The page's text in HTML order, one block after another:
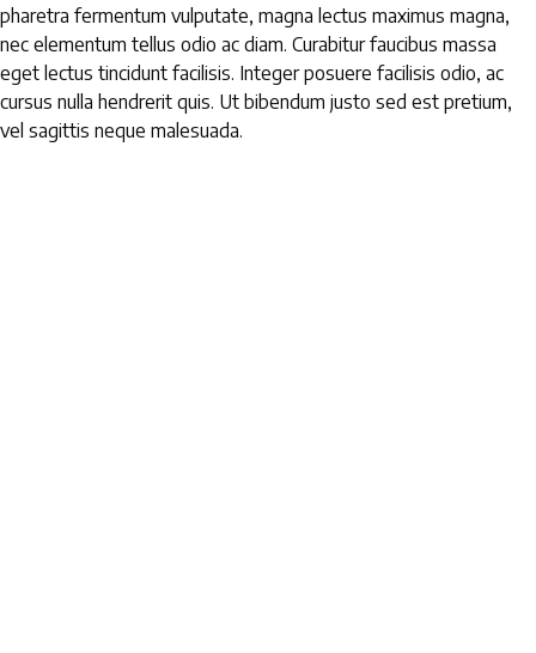
pharetra fermentum vulputate, magna lectus maximus magna,
nec elementum tellus odio ac diam. Curabitur faucibus massa
eget lectus tincidunt facilisis. Integer posuere facilisis odio, ac
cursus nulla hendrerit quis. Ut bibendum justo sed est pretium,
vel sagittis neque malesuada.